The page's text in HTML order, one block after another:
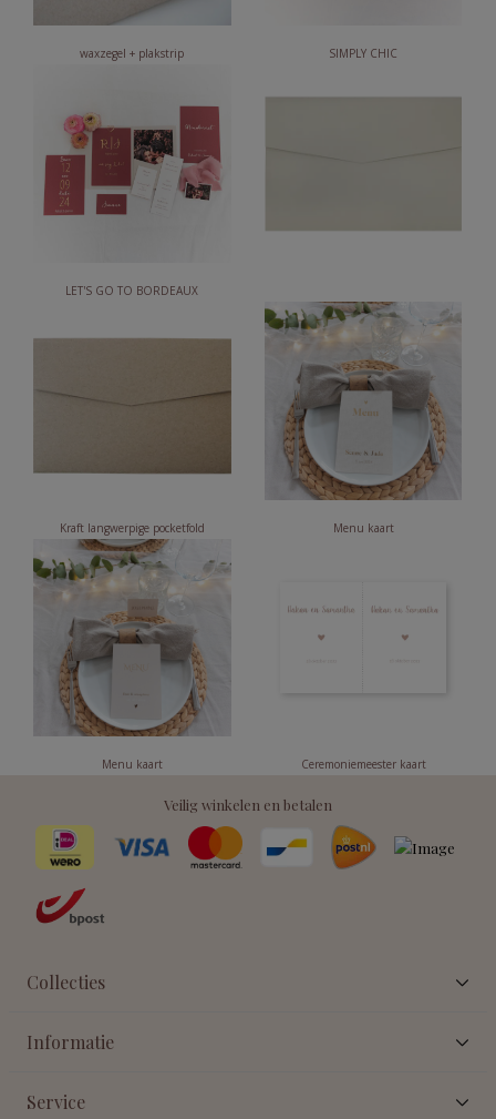
waxzegel + plakstrip SIMPLY CHIC
LET'S GO TO BORDEAUX
Kraft langwerpige pocketfold Menu kaart
Menu kaart Ceremoniemeester kaart
Veilig winkelen en betalen
Collecties
Informatie
Service